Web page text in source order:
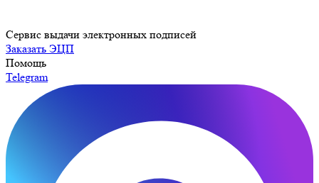
Сервис выдачи электронных подписей
Заказать ЭЦП
Помощь
Telegram